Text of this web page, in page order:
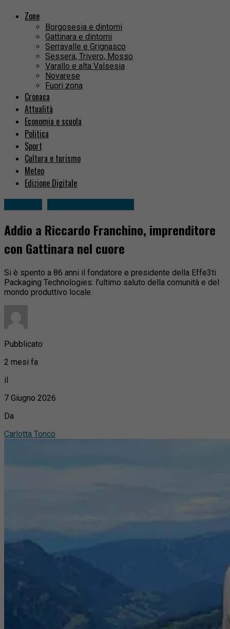
Zone
Borgosesia e dintorni
Gattinara e dintorni
Serravalle e Grignasco
Sessera, Trivero, Mosso
Varallo e alta Valsesia
Novarese
Fuori zona
Cronaca
Attualità
Economia e scuola
Politica
Sport
Cultura e turismo
Meteo
Edizione Digitale
Addio a Riccardo Franchino, imprenditore
con Gattinara nel cuore
Si è spento a 86 anni il fondatore e presidente della Effe3ti
Packaging Technologies: l’ultimo saluto della comunità e del
mondo produttivo locale.
Pubblicato
2 mesi fa
il
7 Giugno 2026
Da
Carlotta Tonco